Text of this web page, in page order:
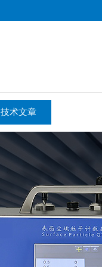
技术文章